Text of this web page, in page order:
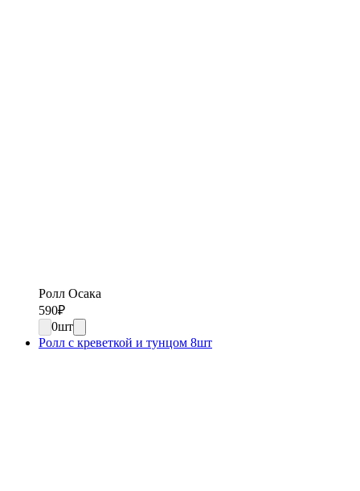
Ролл Осака
590₽
0шт
Ролл с креветкой и тунцом 8шт